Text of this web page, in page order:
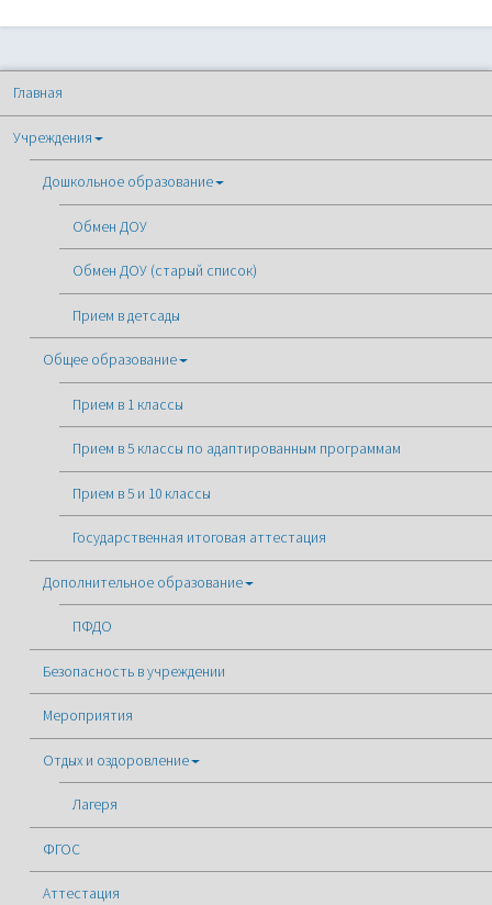
Главная
Учреждения
Дошкольное образование
Обмен ДОУ
Обмен ДОУ (старый список)
Прием в детсады
Общее образование
Прием в 1 классы
Прием в 5 классы по адаптированным программам
Прием в 5 и 10 классы
Государственная итоговая аттестация
Дополнительное образование
ПФДО
Безопасность в учреждении
Мероприятия
Отдых и оздоровление
Лагеря
ФГОС
Аттестация